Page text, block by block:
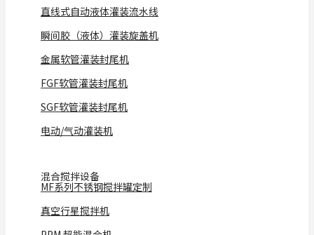
直线式自动液体灌装流水线
瞬间胶（液体）灌装旋盖机
金属软管灌装封尾机
FGF软管灌装封尾机
SGF软管灌装封尾机
电动/气动灌装机
混合搅拌设备
MF系列不锈钢搅拌罐定制
真空行星搅拌机